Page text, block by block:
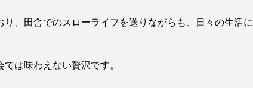
、田舎でのスローライフを送りながらも、日々の生活
は味わえない贅沢です。